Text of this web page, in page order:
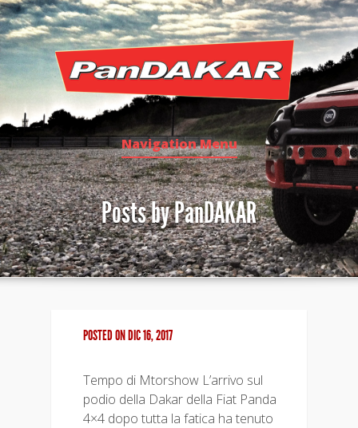
Navigation Menu
Posts by PanDAKAR
POSTED ON DIC 16, 2017
Tempo di Mtorshow L’arrivo sul
podio della Dakar della Fiat Panda
4×4 dopo tutta la fatica ha tenuto